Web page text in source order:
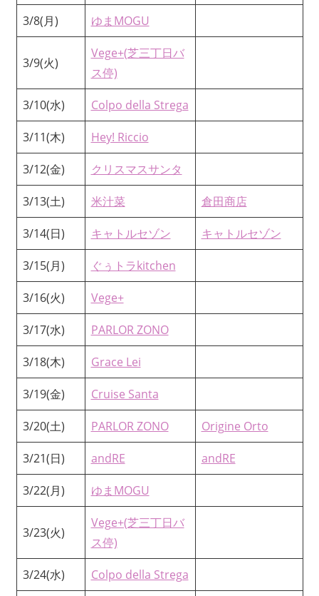
3/8(月) ゆまMOGU
3/9(火)
Vege+(芝三丁日バ
ス停)
3/10(水) Colpo della Strega
3/11(木) Hey! Riccio
3/12(金) クリスマスサンタ
3/13(土) 米汁菜 倉田商店
3/14(日) キャトルセゾン キャトルセゾン
3/15(月) ぐぅトラkitchen
3/16(火) Vege+
3/17(水) PARLOR ZONO
3/18(木) Grace Lei
3/19(金) Cruise Santa
3/20(土) PARLOR ZONO Origine Orto
3/21(日) andRE andRE
3/22(月) ゆまMOGU
3/23(火)
Vege+(芝三丁日バ
ス停)
3/24(水) Colpo della Strega